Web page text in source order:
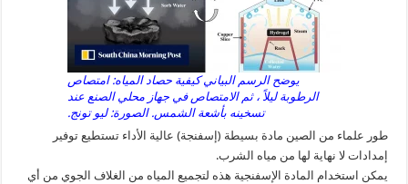
يوضح الرسم البياني كيفية حصاد المياه: امتصاص
الرطوبة ليلاً ، ثم الامتصاص في جهاز محلي الصنع عند
تسخينه بأشعة الشمس. الصورة: ليو تونج.
طور علماء من الصين مادة بسيطة (إسفنجة) عالية الأداء تستطيع توفير
إمدادات لا نهاية لها من مياه الشرب.
يمكن استخدام المادة الإسفنجية هذه لتجميع المياه من الغلاف الجوي من أي